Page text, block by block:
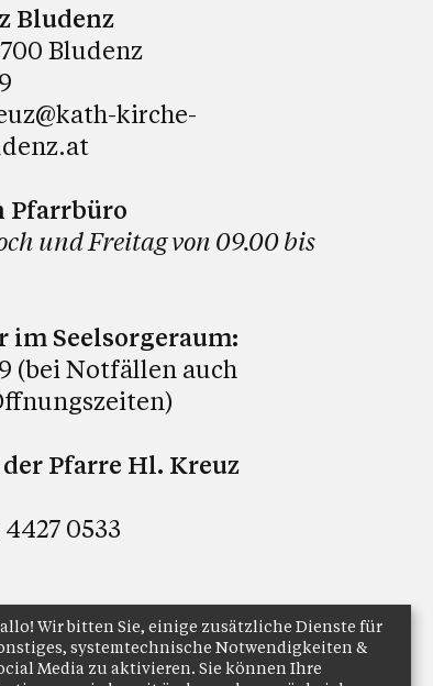
Bludenz
Bludenz
kirche-
Pfarrbüro
und Freitag von 09.00 bis
Seelsorgeraum:
(bei Notfällen auch
Pfarre Hl. Kreuz
0533
Wir bitten Sie, einige zusätzliche Dienste für
systemtechnische Notwendigkeiten &
Media zu aktivieren. Sie können Ihre